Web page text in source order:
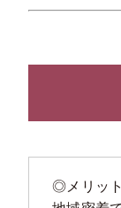
◎メリット